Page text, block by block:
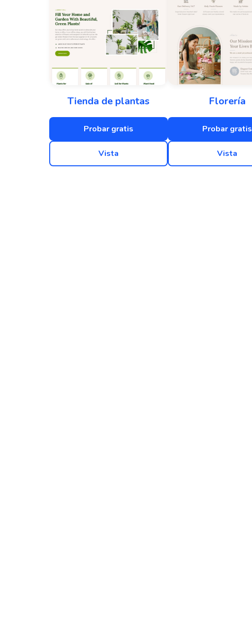
Tienda de plantas
Probar gratis
Vista
Florería
Probar gratis
Vista